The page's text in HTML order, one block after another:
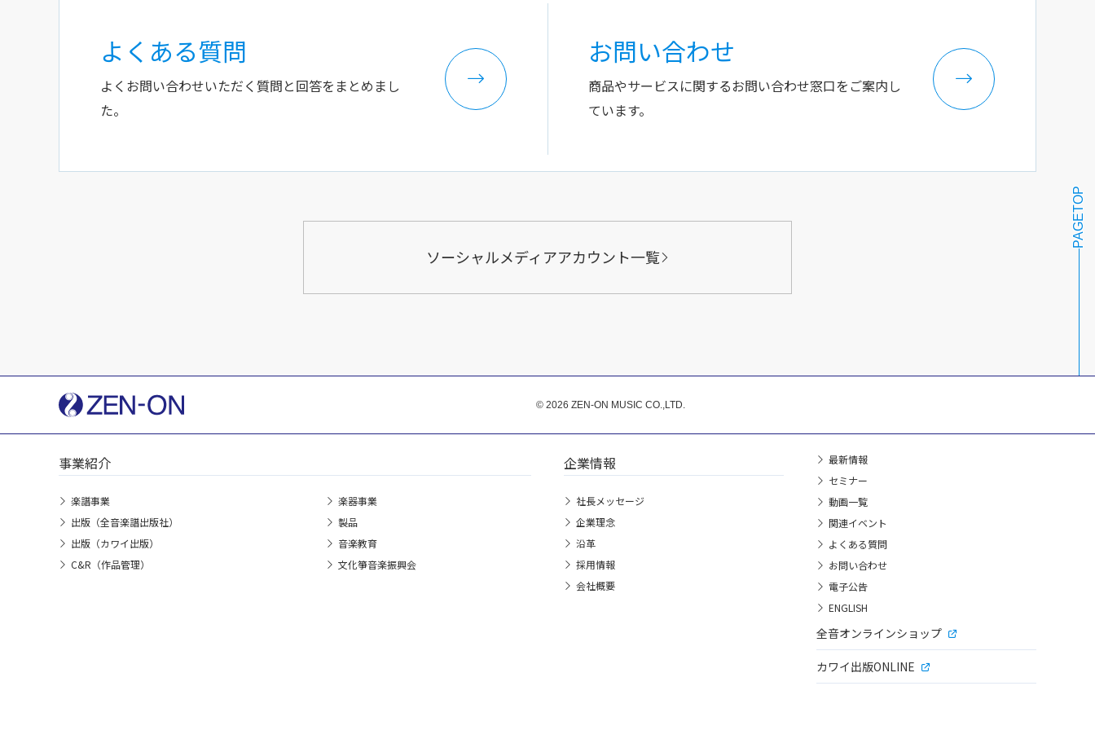
よくある質問
よくお問い合わせいただく質問と回答をまとめまし
た。
お問い合わせ
商品やサービスに関するお問い合わせ窓口をご案内し
ています。
ソーシャルメディアアカウント一覧
PAGETOP
© 2026 ZEN-ON MUSIC CO.,LTD.
事業紹介
楽譜事業
出版（全音楽譜出版社）
出版（カワイ出版）
C&R（作品管理）
楽器事業
製品
音楽教育
文化箏音楽振興会
企業情報
社長メッセージ
企業理念
沿革
採用情報
会社概要
最新情報
セミナー
動画一覧
関連イベント
よくある質問
お問い合わせ
電子公告
ENGLISH
全音オンラインショップ
カワイ出版ONLINE